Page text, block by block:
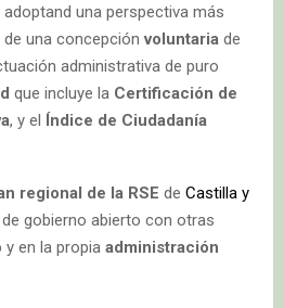
una perspectiva más
de una concepciónvoluntaria de
administrativa de puro
que incluye la Certificación de
, y el Índice de Ciudadanía
regional de la RSE de Castilla y
gobierno abierto con otras
y en la propia administración